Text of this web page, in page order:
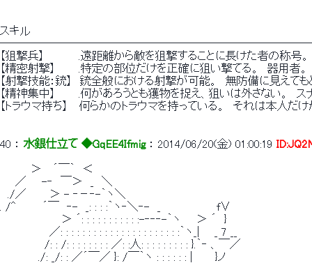
スキル
【狙撃兵】　　　　 .遠距離から敵を狙撃することに長けた者の称号
【精密射撃】　　　.特定の部位だけを正確に狙い撃てる。　器用者。
【射撃技能：銃】　銃全般における射撃が可能。　無防備に見えて
【精神集中】　　　.何があろうとも獲物を捉え、狙いは外さない。　
【トラウマ持ち】　 何らかのトラウマを持っている。　それは本人だ
40 ： 水銀仕立て ◆GqEE4Ifmig ： 2014/06/20(金) 01:00:19
＞　 ´￣｀　＜
／　　-‐　￣＞　_　＼
./／　　　＞ - ‐－‐-｀ヽ＼
. /^　　　 ´￣　‐-　_: : : :｀ヽ‐＼‐-　_　 　 　 　 　 f∨
＞ ´: : : : : : : : : : :-‐‐‐-｀ヽ　　＞ ´　}
／: : : : : : : : : : : : : : : : : : : : : :｀ヽ_| 　 _ 7 __
/: : /: : : : : : : : ／: :人: : : : : : : : : }.｀‐ 、￣／
./: _/: : ／´￣／ }: /￣｀ヽ : : : : : : |　 　 }ノ